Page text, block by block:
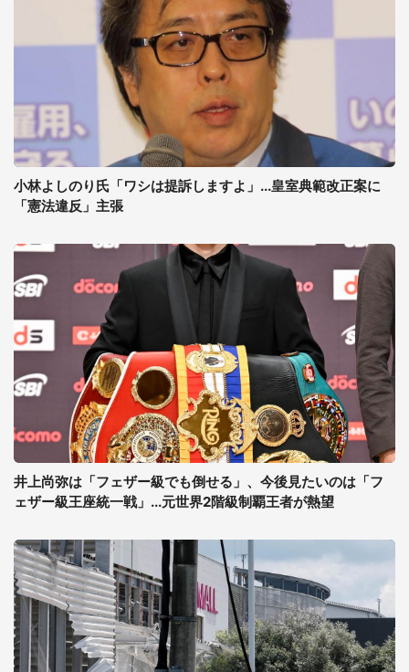
小林よしのり氏「ワシは提訴しますよ」...皇室典範改正案に
「憲法違反」主張
井上尚弥は「フェザー級でも倒せる」、今後見たいのは「フ
ェザー級王座統一戦」...元世界2階級制覇王者が熱望